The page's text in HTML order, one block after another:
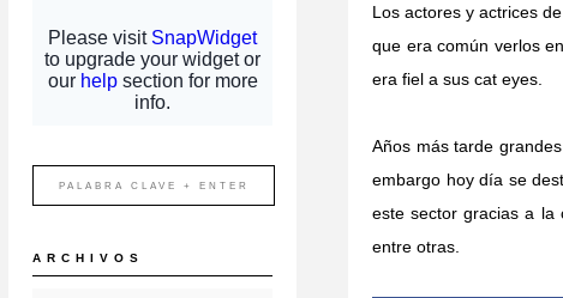
Los actores y actrices
que era común verlos
era fiel a sus cat eyes.
Años más tarde
embargo hoy día se
este sector gracias a la
entre otras.
ARCHIVOS